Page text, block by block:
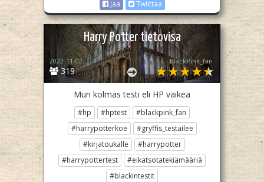
Jaa
Twiittaa
Harry Potter tietovisa
319
2022-11-02 BlackPink_fan
Mun kolmas testi eli HP vaikea
#hp #hptest
#blackpink_fan
#harrypotterkoe
#gryffis_testailee
#kirjatoukalle
#harrypotter
#harrypottertest
#eikatsotatekiämääriä
#blackintestit